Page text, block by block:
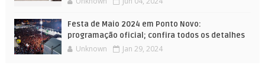
Festa de Maio 2024 em Ponto Novo:
programação oficial; confira todos os detalhes
Unknown Jan 29, 2024